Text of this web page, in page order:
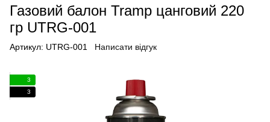
Газовий балон Tramp цанговий 220
гр UTRG-001
Артикул: UTRG-001 Написати відгук
3
3